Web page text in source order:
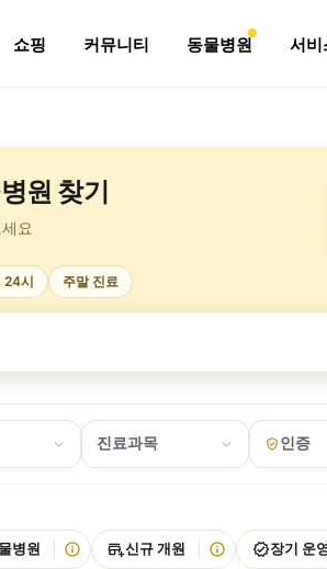
쇼핑 커뮤니티 동물병원 서비
원 찾기
요
24시 주말 진료
진료과목 인증
병원 신규 개원 장기 운